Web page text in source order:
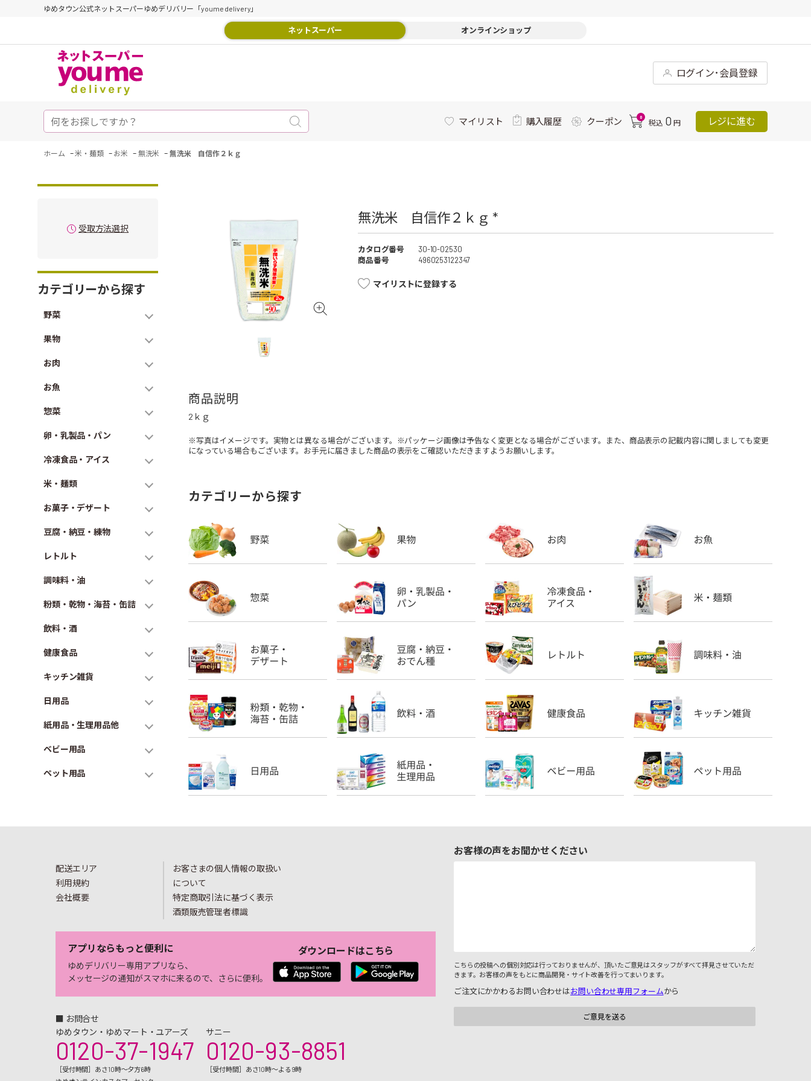
ゆめタウン公式ネットスーパーゆめデリバリー「youme delivery」
ネットスーパー オンラインショップ
ログイン･会員登録
マイリスト 購入履歴 クーポン 0
税込 0 円 レジに進む
ホーム -米・麺類 - お米 - 無洗米 - 無洗米 自信作２ｋｇ
受取方法選択
カテゴリーから探す
野菜
果物
お肉
お魚
惣菜
卵・乳製品・パン
冷凍食品・アイス
米・麺類
お菓子・デザート
豆腐・納豆・練物
レトルト
調味料・油
粉類・乾物・海苔・缶詰
飲料・酒
健康食品
キッチン雑貨
日用品
紙用品・生理用品他
ベビー用品
ペット用品
無洗米 自信作２ｋｇ *
カタログ番号
30-10-02530
商品番号
4960253122347
マイリストに登録する
商品説明
2ｋｇ
※写真はイメージです。実物とは異なる場合がございます。※パッケージ画像は予告なく変更となる場合がございます。また、商品表示の記載内容に関しましても変更
になっている場合もございます。お手元に届きました商品の表示をご確認いただきますようお願いします。
カテゴリーから探す
配送エリア
利用規約
会社概要
お客さまの個人情報の取扱い
について
特定商取引法に基づく表示
酒類販売管理者標識
アプリならもっと便利に
ゆめデリバリー専用アプリなら、
メッセージの通知がスマホに来るので、さらに便利。
ダウンロードはこちら
■ お問合せ
ゆめタウン・ゆめマート・ユアーズ
0120-37-1947
［受付時間］あさ10時～夕方6時
サニー
0120-93-8851
［受付時間］あさ10時～よる9時
お客様の声をお聞かせください
こちらの投稿への個別対応は行っておりませんが、頂いたご意見はスタッフがすべて拝見させていただ
きます。お客様の声をもとに商品開発・サイト改善を行ってまいります。
ご注文にかかわるお問い合わせはお問い合わせ専用フォームから